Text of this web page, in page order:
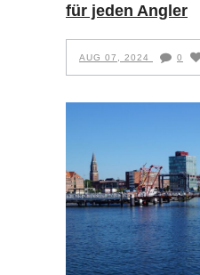
für jeden Angler
AUG 07, 2024 0